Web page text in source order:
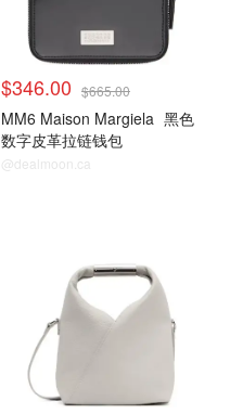
$346.00 $665.00
MM6 Maison Margiela 黑色
数字皮革拉链钱包
@dealmoon.ca